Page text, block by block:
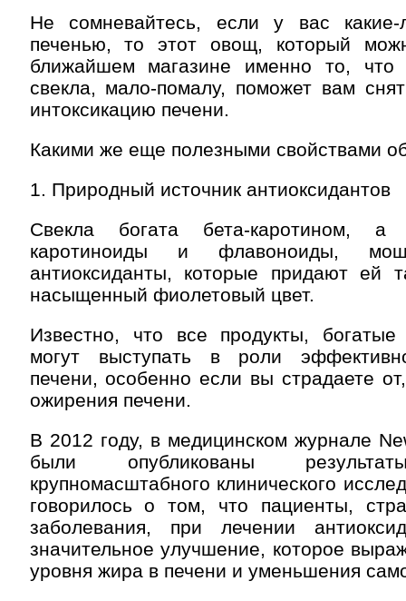
Не сомневайтесь, если у вас
печенью, то этот овощ, который
ближайшем магазине именно то,
свекла, мало-помалу, поможет вам
интоксикацию печени.
Какими же еще полезными свойствами
1. Природный источник антиоксидантов
Свекла богата бета-каротином, а
каротиноиды и флавоноиды,
антиоксиданты, которые придают ей
насыщенный фиолетовый цвет.
Известно, что все продукты, богатые
могут выступать в роли
печени, особенно если вы страдаете
ожирения печени.
В 2012 году, в медицинском журнале
были опубликованы
крупномасштабного клинического
говорилось о том, что пациенты,
заболевания, при лечении
значительное улучшение, которое
уровня жира в печени и уменьшения